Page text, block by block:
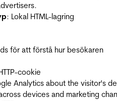
: Lokal HTML-lagring
för att förstå hur besökaren
cookie
Analytics about the visitor's
devices and marketing